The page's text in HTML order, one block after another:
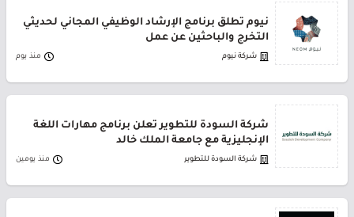
نيوم تطلق برنامج الإرشاد الوظيفي المجاني لحديثي
التخرج والباحثين عن عمل
شركة نيوم منذ يوم
شركة السودة للتطوير تعلن برنامج مهارات اللغة
الإنجليزية مع جامعة الملك خالد
شركة السودة للتطوير منذ يومين